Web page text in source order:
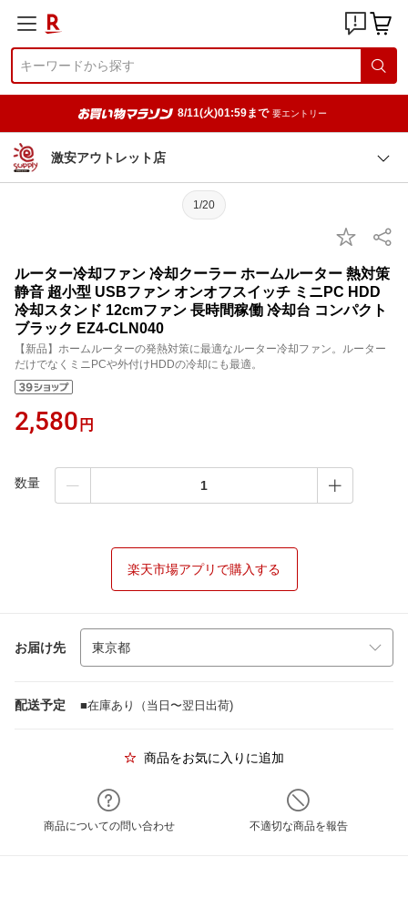
8/11(火)01:59まで 要エントリー
激安アウトレット店
1/20
ルーター冷却ファン 冷却クーラー ホームルーター 熱対策
静音 超小型 USBファン オンオフスイッチ ミニPC HDD
冷却スタンド 12cmファン 長時間稼働 冷却台 コンパクト
ブラック EZ4-CLN040
【新品】ホームルーターの発熱対策に最適なルーター冷却ファン。ルーター
だけでなくミニPCや外付けHDDの冷却にも最適。
2,580 円
数量
楽天市場アプリで購入する
お届け先
配送予定 ■在庫あり（当日〜翌日出荷)
商品をお気に入りに追加
商品についての問い合わせ 不適切な商品を報告